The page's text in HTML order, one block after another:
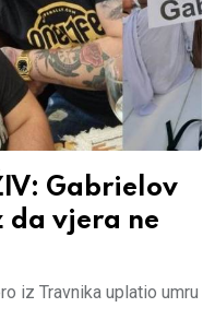
Gabrielov
da vjera ne
iz Travnika uplatio umru